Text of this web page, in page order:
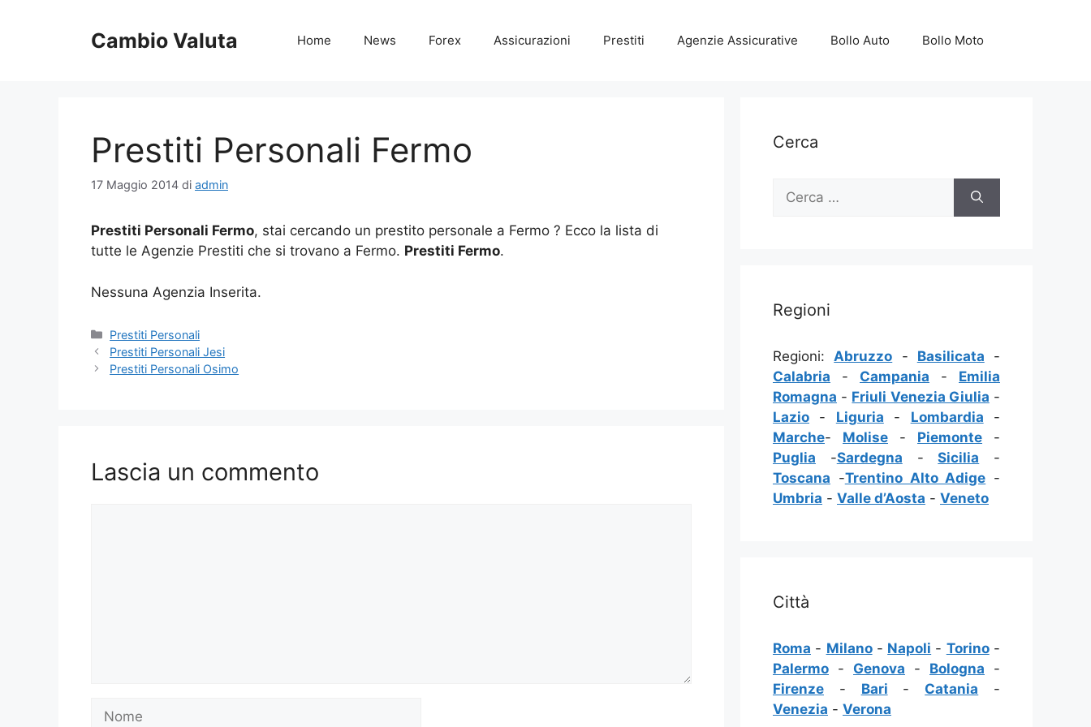
Cambio Valuta Home News Forex Assicurazioni Prestiti Agenzie Assicurative Bollo Auto Bollo Moto
Prestiti Personali Fermo
17 Maggio 2014 di admin
Prestiti Personali Fermo, stai cercando un prestito personale a Fermo ? Ecco la lista di
tutte le Agenzie Prestiti che si trovano a Fermo. Prestiti Fermo.
Nessuna Agenzia Inserita.
Categorie
Prestiti Personali
Prestiti Personali Jesi
Prestiti Personali Osimo
Lascia un commento
Cerca
Ricerca
Regioni
Regioni:Abruzzo - Basilicata -
Calabria - Campania - Emilia
Romagna - Friuli Venezia Giulia -
Lazio - Liguria - Lombardia -
Marche- Molise - Piemonte -
Puglia -Sardegna -Sicilia -
Toscana -Trentino Alto Adige -
Umbria - Valle d’Aosta - Veneto
Città
Roma - Milano- Napoli - Torino-
Palermo - Genova - Bologna -
Firenze - Bari - Catania -
Venezia - Verona